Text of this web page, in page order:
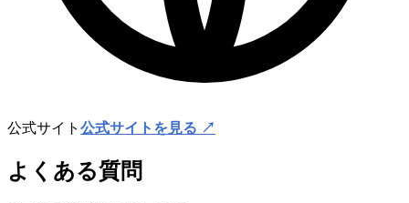
公式サイト 公式サイトを見る ↗
よくある質問